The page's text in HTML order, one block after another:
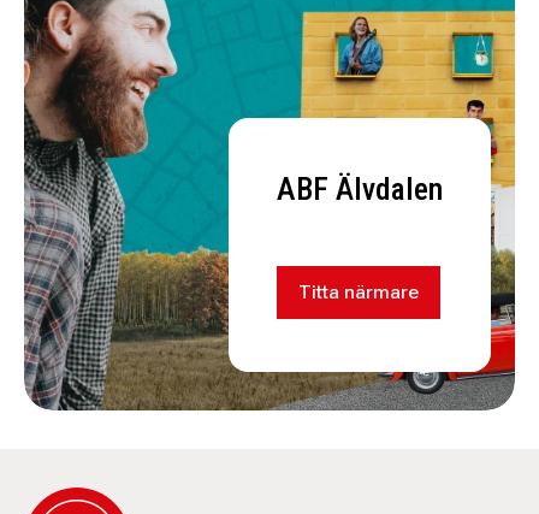
ABF Älvdalen
Titta närmare